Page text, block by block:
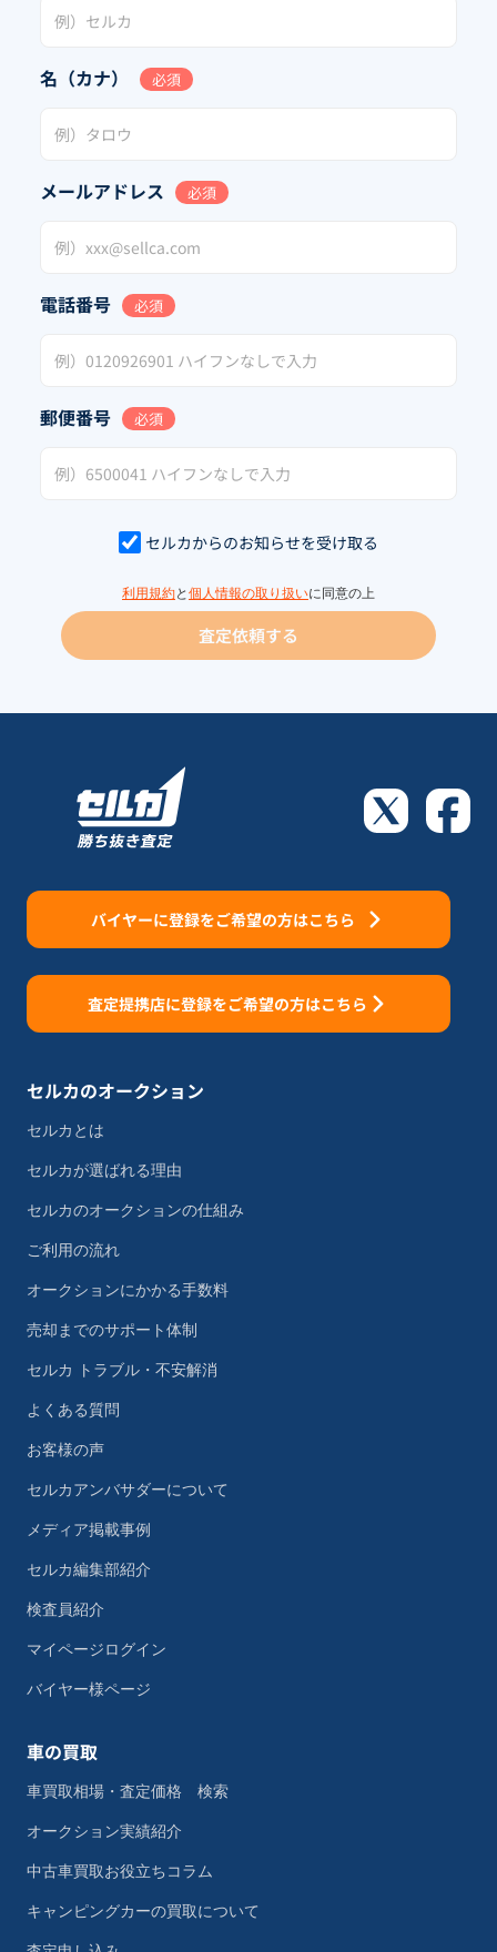
名（カナ） 必須
メールアドレス 必須
電話番号 必須
郵便番号 必須
セルカからのお知らせを受け取る
利用規約と 個人情報の取り扱いに同意の上
査定依頼する
バイヤーに登録をご希望の方はこちら
査定提携店に登録をご希望の方はこちら
セルカのオークション
セルカとは
セルカが選ばれる理由
セルカのオークションの仕組み
ご利用の流れ
オークションにかかる手数料
売却までのサポート体制
セルカ トラブル・不安解消
よくある質問
お客様の声
セルカアンバサダーについて
メディア掲載事例
セルカ編集部紹介
検査員紹介
マイページログイン
バイヤー様ページ
車の買取
車買取相場・査定価格 検索
オークション実績紹介
中古車買取お役立ちコラム
キャンピングカーの買取について